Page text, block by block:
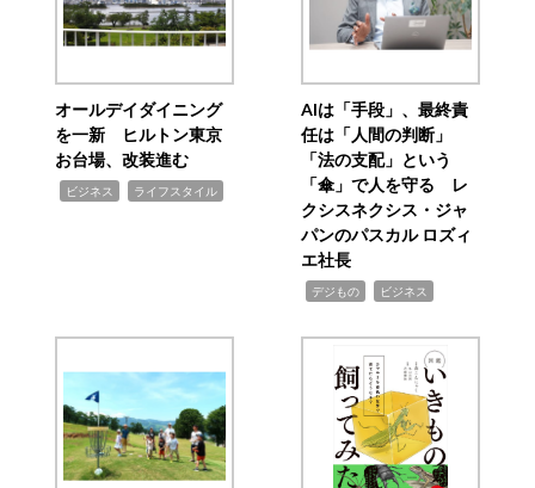
オールデイダイニング
を一新 ヒルトン東京
お台場、改装進む
ビジネス ライフスタイル
AIは「手段」、最終責
任は「人間の判断」
「法の支配」という
「傘」で人を守る レ
クシスネクシス・ジャ
パンのパスカル ロズィ
エ社長
デジもの ビジネス